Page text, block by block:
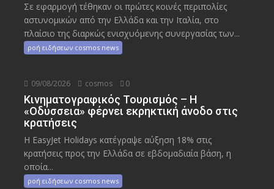
Σε εφαρμογή τέθηκαν οι πρώτες κοινές περιπολίες
αστυνομικών από την Ελλάδα και την Ιταλία, στο
πλαίσιο της διαρκώς ενισχυόμενης συνεργασίας των...
ροή ειδήσεων cosmos news
09/08/2026 cosmos 0
Κινηματογραφικός Τουρισμός – Η
«Οδύσσεια» φέρνει εκρηκτική άνοδο στις
κρατήσεις
Η EasyJet Holidays κατέγραψε αύξηση 18% στις
κρατήσεις προς την Ελλάδα σε εβδομαδιαία βάση, η
οποία...
ροή ειδήσεων cosmos news